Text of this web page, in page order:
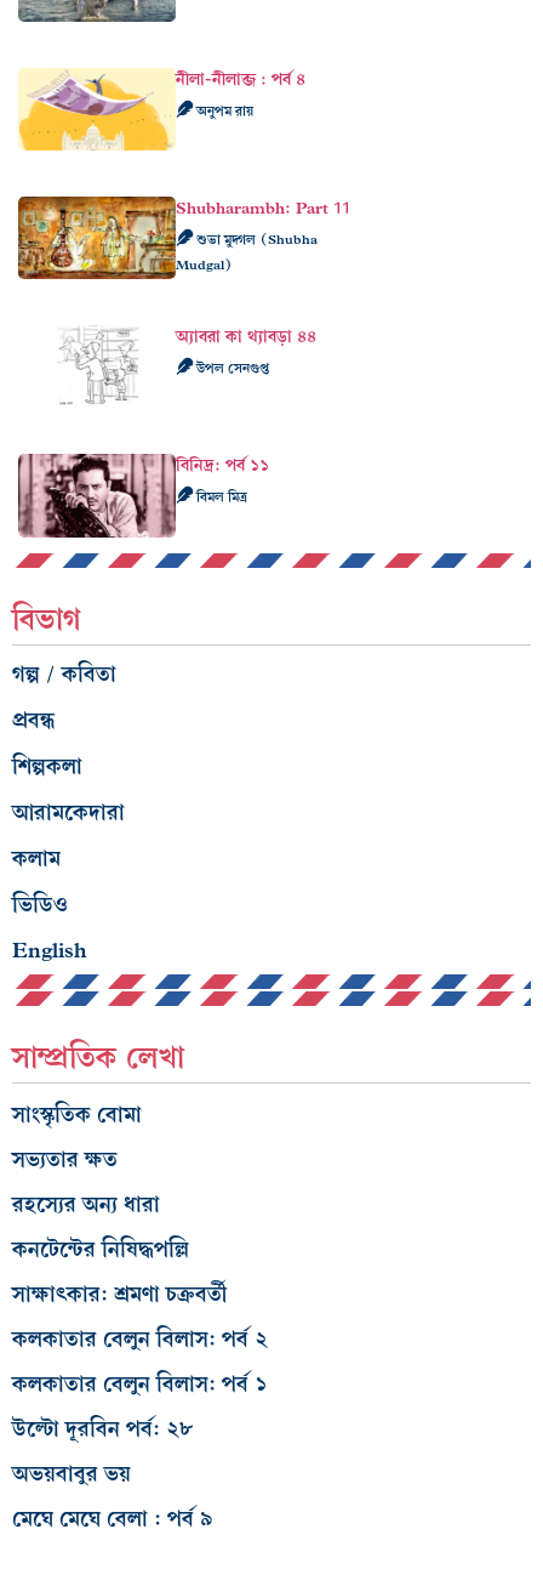
নীলা-নীলাব্জ : পর্ব ৪
অনুপম রায়
Shubharambh: Part 11
শুভা মুদ্গল (Shubha
Mudgal)
অ্যাবরা কা থ্যাবড়া ৪৪
উপল সেনগুপ্ত
বিনিদ্র: পর্ব ১১
বিমল মিত্র
বিভাগ
গল্প / কবিতা
প্রবন্ধ
শিল্পকলা
আরামকেদারা
কলাম
ভিডিও
English
সাম্প্রতিক লেখা
সাংস্কৃতিক বোমা
সভ্যতার ক্ষত
রহস্যের অন্য ধারা
কনটেন্টের নিষিদ্ধপল্লি
সাক্ষাৎকার: শ্রমণা চক্রবর্তী
কলকাতার বেলুন বিলাস: পর্ব ২
কলকাতার বেলুন বিলাস: পর্ব ১
উল্টো দূরবিন পর্ব: ২৮
অভয়বাবুর ভয়
মেঘে মেঘে বেলা : পর্ব ৯